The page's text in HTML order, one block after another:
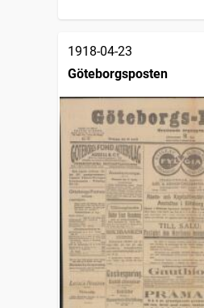
1918-04-23
Göteborgsposten